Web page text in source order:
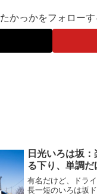
たかっかをフォローす
日光いろは坂
る下り、単調だ
有名だけど、ドラ
長一短のいろは坂